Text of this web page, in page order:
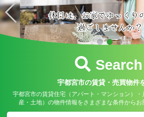
Search
宇都宮市の賃貸・売買物件
宇都宮市の賃貸住宅（アパート・マンション）
産・土地）の物件情報をさまざまな条件からお